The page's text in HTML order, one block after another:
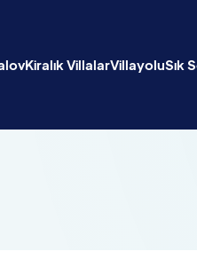
Kiralık VillalarVillayoluSık